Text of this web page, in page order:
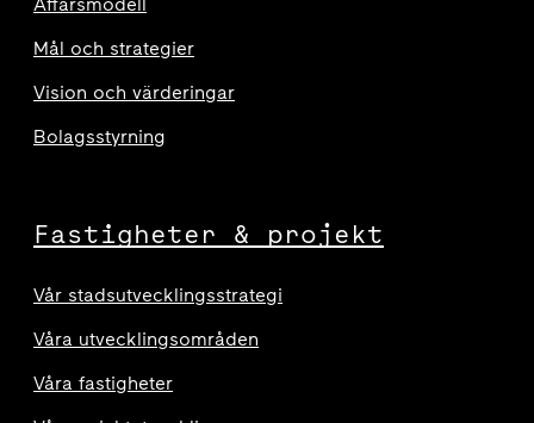
Mål och strategier
Vision och värderingar
Bolagsstyrning
Fastigheter & projekt
Vår stadsutvecklingsstrategi
Våra utvecklingsområden
Våra fastigheter